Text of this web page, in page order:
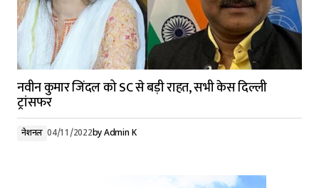
नवीन कुमार जिंदल को SC से बड़ी राहत, सभी केस दिल्ली
ट्रांसफर
नेशनल 04/11/2022byAdmin K